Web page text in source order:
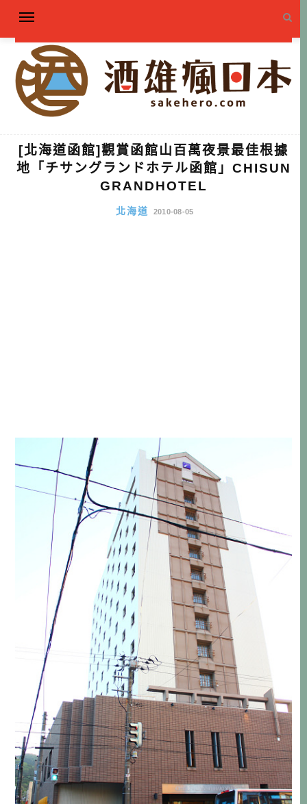
[北海道函館]觀賞函館山百萬夜景最佳根據
地「チサングランドホテル函館」CHISUN
GRANDHOTEL
北海道 2010-08-05